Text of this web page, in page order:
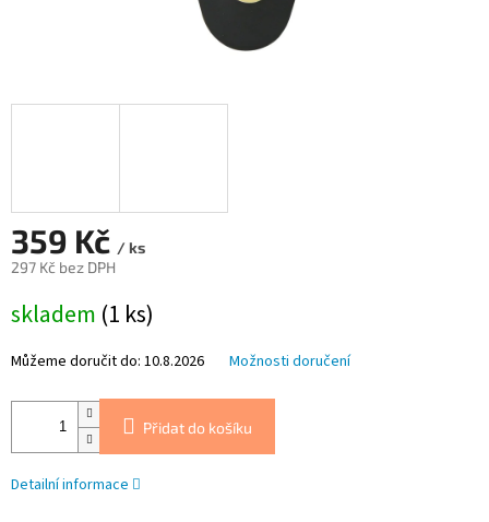
359 Kč / ks
297 Kč bez DPH
cena:
skladem (1 ks)
Můžeme doručit do: 10.8.2026 Možnosti doručení
Přidat do košíku
Detailní informace